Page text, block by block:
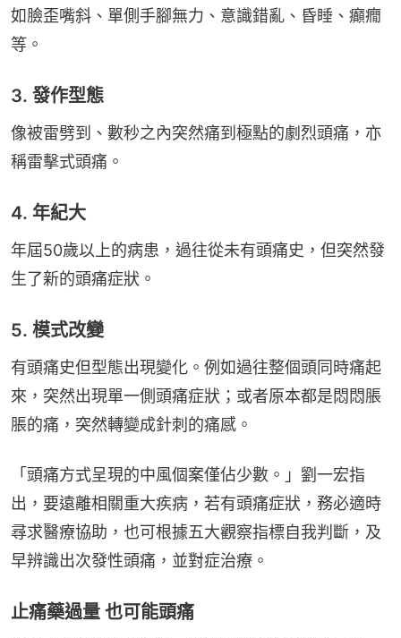
如臉歪嘴斜、單側手腳無力、意識錯亂、昏睡、癲癇
等。
3. 發作型態
像被雷劈到、數秒之內突然痛到極點的劇烈頭痛，亦
稱雷擊式頭痛。
4. 年紀大
年屆50歲以上的病患，過往從未有頭痛史，但突然發
生了新的頭痛症狀。
5. 模式改變
有頭痛史但型態出現變化。例如過往整個頭同時痛起
來，突然出現單一側頭痛症狀；或者原本都是悶悶脹
脹的痛，突然轉變成針刺的痛感。
「頭痛方式呈現的中風個案僅佔少數。」劉一宏指
出，要遠離相關重大疾病，若有頭痛症狀，務必適時
尋求醫療協助，也可根據五大觀察指標自我判斷，及
早辨識出次發性頭痛，並對症治療。
止痛藥過量 也可能頭痛